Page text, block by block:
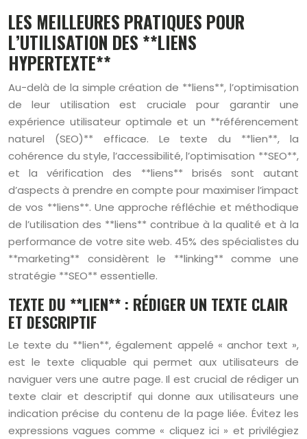
LES MEILLEURES PRATIQUES POUR
L’UTILISATION DES **LIENS
HYPERTEXTE**
Au-delà de la simple création de **liens**, l’optimisation
de leur utilisation est cruciale pour garantir une
expérience utilisateur optimale et un **référencement
naturel (SEO)** efficace. Le texte du **lien**, la
cohérence du style, l’accessibilité, l’optimisation **SEO**,
et la vérification des **liens** brisés sont autant
d’aspects à prendre en compte pour maximiser l’impact
de vos **liens**. Une approche réfléchie et méthodique
de l’utilisation des **liens** contribue à la qualité et à la
performance de votre site web. 45% des spécialistes du
**marketing** considèrent le **linking** comme une
stratégie **SEO** essentielle.
TEXTE DU **LIEN** : RÉDIGER UN TEXTE CLAIR
ET DESCRIPTIF
Le texte du **lien**, également appelé « anchor text »,
est le texte cliquable qui permet aux utilisateurs de
naviguer vers une autre page. Il est crucial de rédiger un
texte clair et descriptif qui donne aux utilisateurs une
indication précise du contenu de la page liée. Évitez les
expressions vagues comme « cliquez ici » et privilégiez